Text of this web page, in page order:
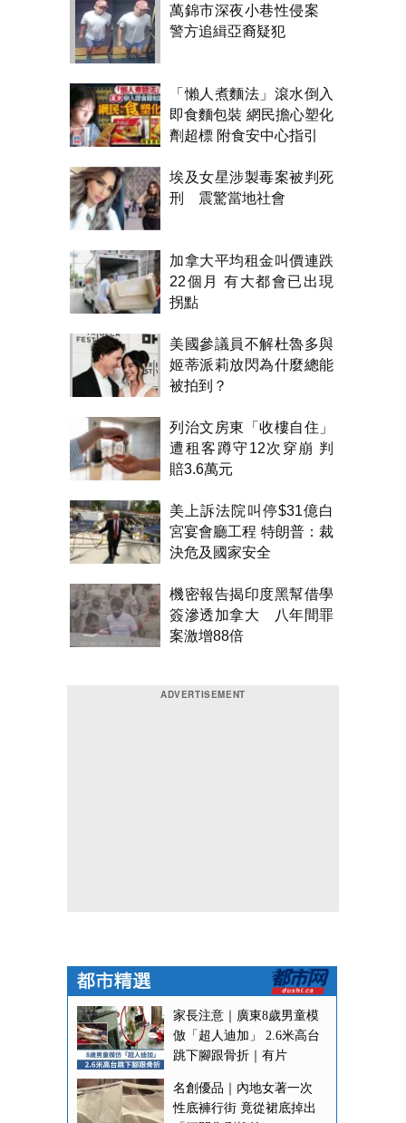
萬錦市深夜小巷性侵案
警方追緝亞裔疑犯
「懶人煮麵法」滾水倒入
即食麵包裝 網民擔心塑化
劑超標 附食安中心指引
埃及女星涉製毒案被判死
刑 震驚當地社會
加拿大平均租金叫價連跌
22個月 有大都會已出現
拐點
美國參議員不解杜魯多與
姬蒂派莉放閃為什麼總能
被拍到？
列治文房東「收樓自住」
遭租客蹲守12次穿崩 判
賠3.6萬元
美上訴法院叫停$31億白
宮宴會廳工程 特朗普：裁
決危及國家安全
機密報告揭印度黑幫借學
簽滲透加拿大 八年間罪
案激增88倍